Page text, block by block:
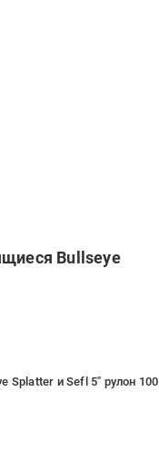
Bullseye
Splatter и Sefl 5" рулон 100